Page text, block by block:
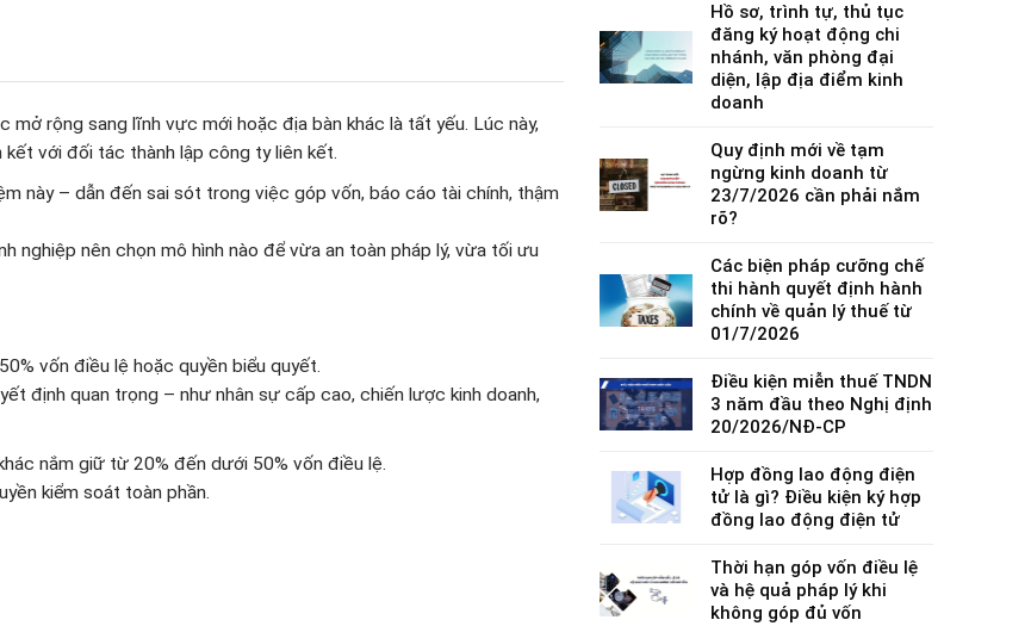
mở rộng sang lĩnh vực mới hoặc địa bàn khác là tất yếu. Lúc này,
với đối tác thành lập công ty liên kết.
này – dẫn đến sai sót trong việc góp vốn, báo cáo tài chính, thậm
nghiệp nên chọn mô hình nào để vừa an toàn pháp lý, vừa tối ưu
vốn điều lệ hoặc quyền biểu quyết.
định quan trọng – như nhân sự cấp cao, chiến lược kinh doanh,
nắm giữ từ 20% đến dưới 50% vốn điều lệ.
kiểm soát toàn phần.
Hồ sơ, trình tự, thủ tục
đăng ký hoạt động chi
nhánh, văn phòng đại
diện, lập địa điểm kinh
doanh
Quy định mới về tạm
ngừng kinh doanh từ
23/7/2026 cần phải nắm
rõ?
Các biện pháp cưỡng chế
thi hành quyết định hành
chính về quản lý thuế từ
01/7/2026
Điều kiện miễn thuế TNDN
3 năm đầu theo Nghị định
20/2026/NĐ-CP
Hợp đồng lao động điện
tử là gì? Điều kiện ký hợp
đồng lao động điện tử
Thời hạn góp vốn điều lệ
và hệ quả pháp lý khi
không góp đủ vốn